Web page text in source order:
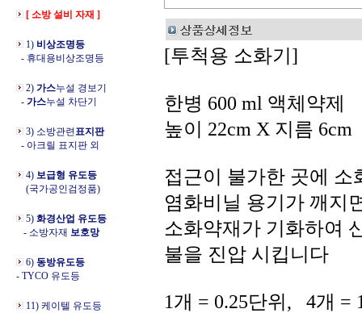
[ 소방 설비 자재 ]
1) 비상조명등
- 휴대용비상조명등
2) 가스누설 경보기
- 가스누설 차단기
3) 소방관련 표지판
- 아크릴 표지판 외
4) 보급형 유도등
(국가공인검정품)
5) 화경산업 유도등
- 소방자재 보호망
6) 동방유도등
- TYCO 유도등
11) 케이텔 유도등
[투척용 소화기]
한병 600 ml 액체약제
높이 22cm X 지름 6cm
접근이 불가한 곳에 소
염화비닐 용기가 깨지
소화약재가 기화하여
불을 진압 시킵니다
1개 = 0.25단위, 4개 =